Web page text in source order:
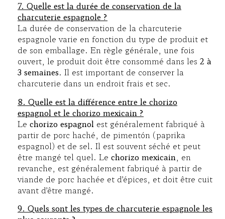
7. Quelle est la durée de conservation de la
charcuterie espagnole ?
La durée de conservation de la charcuterie
espagnole varie en fonction du type de produit et
de son emballage. En règle générale, une fois
ouvert, le produit doit être consommé dans les 2 à
3 semaines. Il est important de conserver la
charcuterie dans un endroit frais et sec.
8. Quelle est la différence entre le chorizo
espagnol et le chorizo mexicain ?
Le chorizo espagnol est généralement fabriqué à
partir de porc haché, de pimentón (paprika
espagnol) et de sel. Il est souvent séché et peut
être mangé tel quel. Le chorizo mexicain , en
revanche, est généralement fabriqué à partir de
viande de porc hachée et d’épices, et doit être cuit
avant d’être mangé.
9. Quels sont les types de charcuterie espagnole les